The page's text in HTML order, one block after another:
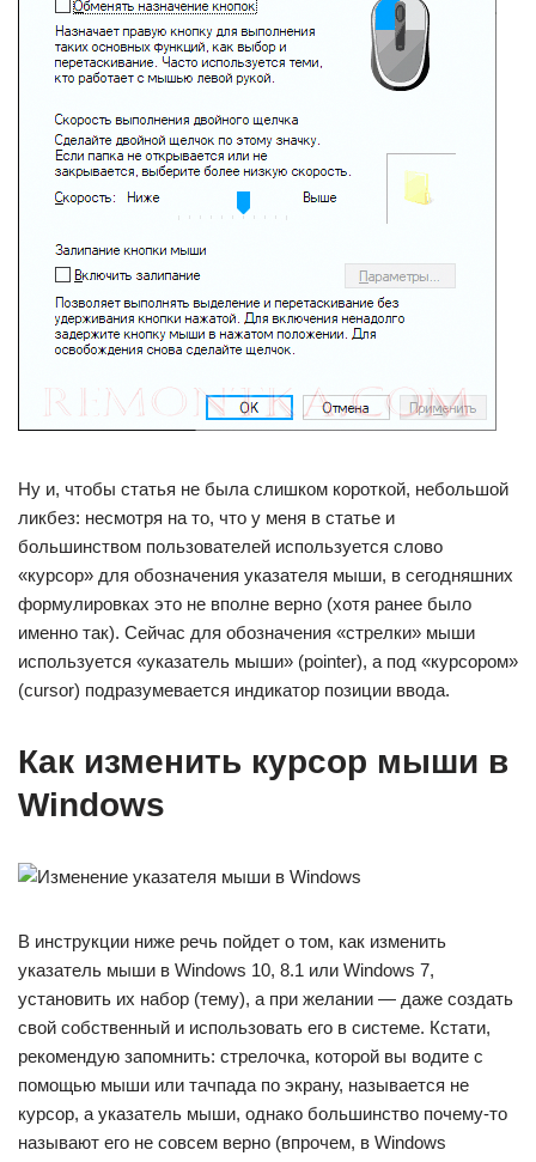
Ну и, чтобы статья не была слишком короткой, небольшой
ликбез: несмотря на то, что у меня в статье и
большинством пользователей используется слово
«курсор» для обозначения указателя мыши, в сегодняшних
формулировках это не вполне верно (хотя ранее было
именно так). Сейчас для обозначения «стрелки» мыши
используется «указатель мыши» (pointer), а под «курсором»
(cursor) подразумевается индикатор позиции ввода.
Как изменить курсор мыши в
Windows
В инструкции ниже речь пойдет о том, как изменить
указатель мыши в Windows 10, 8.1 или Windows 7,
установить их набор (тему), а при желании — даже создать
свой собственный и использовать его в системе. Кстати,
рекомендую запомнить: стрелочка, которой вы водите с
помощью мыши или тачпада по экрану, называется не
курсор, а указатель мыши, однако большинство почему-то
называют его не совсем верно (впрочем, в Windows